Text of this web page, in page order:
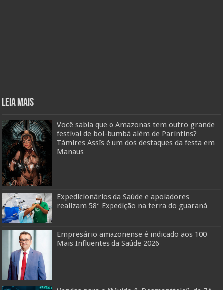
Leia mais
Você sabia que o Amazonas tem outro grande
festival de boi-bumbá além de Parintins?
Tàmires Assîs é um dos destaques da festa em
Manaus
Expedicionários da Saúde e apoiadores
realizam 58ª Expedição na terra do guaraná
Empresário amazonense é indicado aos 100
Mais Influentes da Saúde 2026